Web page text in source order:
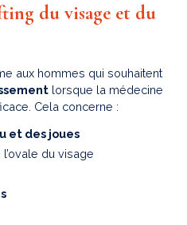
du visage et du
aux hommes qui souhaitent
lorsque la médecine
Cela concerne :
et des joues
du visage